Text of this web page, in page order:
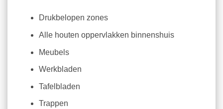
Drukbelopen zones
Alle houten oppervlakken binnenshuis
Meubels
Werkbladen
Tafelbladen
Trappen